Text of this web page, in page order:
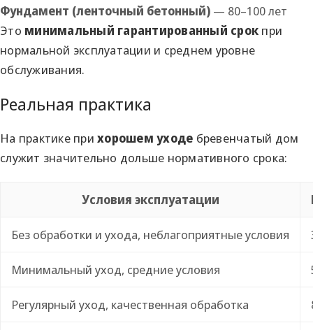
Фундамент (ленточный бетонный) — 80–100 лет
Это минимальный гарантированный срок при
нормальной эксплуатации и среднем уровне
обслуживания.
Реальная практика
На практике при хорошем уходе бревенчатый дом
служит значительно дольше нормативного срока:
Условия эксплуатации
Без обработки и ухода, неблагоприятные условия
Минимальный уход, средние условия
Регулярный уход, качественная обработка